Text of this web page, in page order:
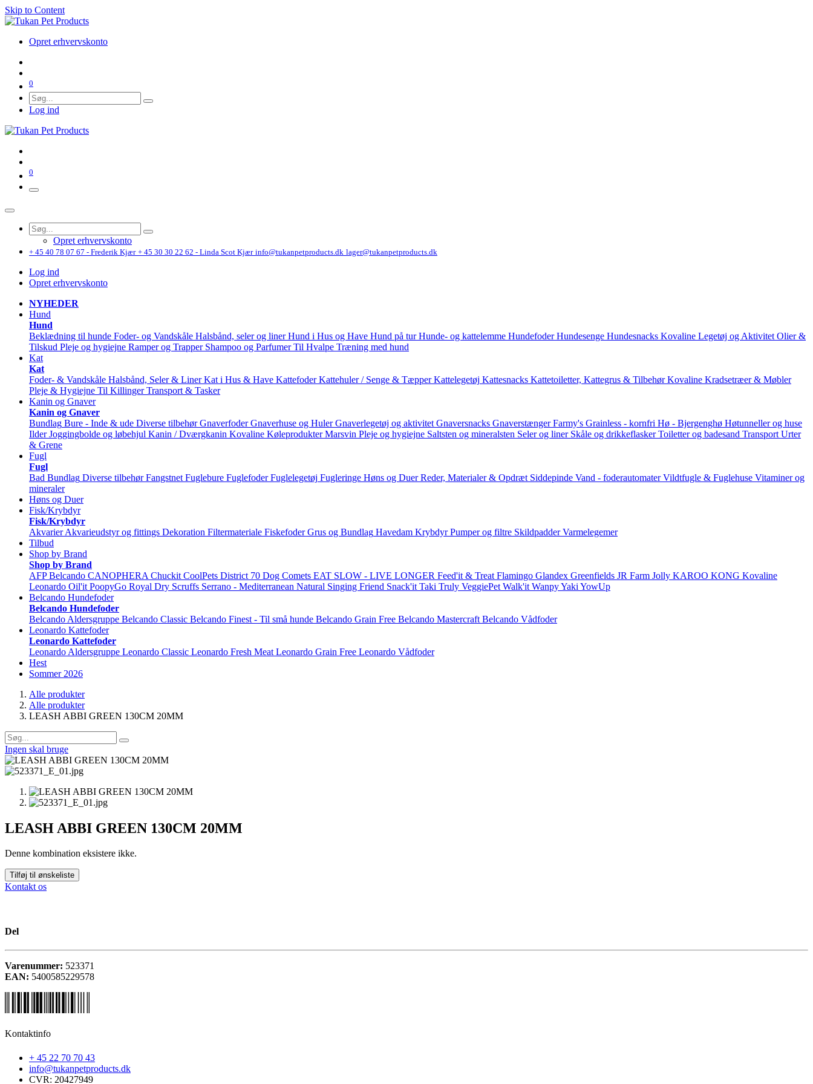
Skip to Content
Opret erhvervskonto
0
Log ind
0
Opret erhvervskonto
+ 45 40 78 07 67 - Frederik Kjær + 45 30 30 22 62 - Linda Scot Kjær info@tukanpetproducts.dk lager@tukanpetproducts.dk
Log ind
Opret erhvervskonto
NYHEDER
Hund
Hund
Beklædning til hunde Foder- og Vandskåle Halsbånd, seler og liner Hund i Hus og Have Hund på tur Hunde- og kattelemme Hundefoder Hundesenge Hundesnacks Kovaline Legetøj og Aktivitet Olier &
Tilskud Pleje og hygiejne Ramper og Trapper Shampoo og Parfumer Til Hvalpe Træning med hund
Kat
Kat
Foder- & Vandskåle Halsbånd, Seler & Liner Kat i Hus & Have Kattefoder Kattehuler / Senge & Tæpper Kattelegetøj Kattesnacks Kattetoiletter, Kattegrus & Tilbehør Kovaline Kradsetræer & Møbler
Pleje & Hygiejne Til Killinger Transport & Tasker
Kanin og Gnaver
Kanin og Gnaver
Bundlag Bure - Inde & ude Diverse tilbehør Gnaverfoder Gnaverhuse og Huler Gnaverlegetøj og aktivitet Gnaversnacks Gnaverstænger Farmy's Grainless - kornfri Hø - Bjergenghø Høtunneller og huse
Ilder Joggingbolde og løbehjul Kanin / Dværgkanin Kovaline Køleprodukter Marsvin Pleje og hygiejne Saltsten og mineralsten Seler og liner Skåle og drikkeflasker Toiletter og badesand Transport Urter
& Grene
Fugl
Fugl
Bad Bundlag Diverse tilbehør Fangstnet Fuglebure Fuglefoder Fuglelegetøj Fugleringe Høns og Duer Reder, Materialer & Opdræt Siddepinde Vand - foderautomater Vildtfugle & Fuglehuse Vitaminer og
mineraler
Høns og Duer
Fisk/Krybdyr
Fisk/Krybdyr
Akvarier Akvarieudstyr og fittings Dekoration Filtermateriale Fiskefoder Grus og Bundlag Havedam Krybdyr Pumper og filtre Skildpadder Varmelegemer
Tilbud
Shop by Brand
Shop by Brand
AFP Belcando CANOPHERA Chuckit CoolPets District 70 Dog Comets EAT SLOW - LIVE LONGER Feed'it & Treat Flamingo Glandex Greenfields JR Farm Jolly KAROO KONG Kovaline
Leonardo Oil'it PoopyGo Royal Dry Scruffs Serrano - Mediterranean Natural Singing Friend Snack'it Taki Truly VeggiePet Walk'it WanpyYaki YowUp
Belcando Hundefoder
Belcando Hundefoder
Belcando Aldersgruppe Belcando Classic Belcando Finest - Til små hunde Belcando Grain Free Belcando Mastercraft Belcando Vådfoder
Leonardo Kattefoder
Leonardo Kattefoder
Leonardo Aldersgruppe Leonardo Classic Leonardo Fresh Meat Leonardo Grain Free Leonardo Vådfoder
Hest
Sommer 2026
Alle produkter
Alle produkter
LEASH ABBI GREEN 130CM 20MM
Ingen skal bruge
LEASH ABBI GREEN 130CM 20MM
Denne kombination eksistere ikke.
Tilføj til ønskeliste
Kontakt os
Del
Varenummer: 523371
EAN: 5400585229578
Kontaktinfo
+ 45 22 70 70 43
info@tukanpetproducts.dk
CVR: 20427949